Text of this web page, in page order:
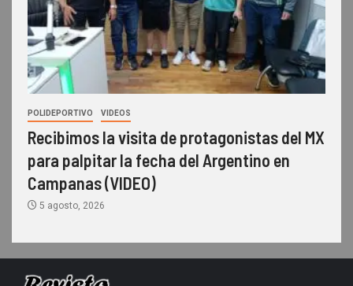
POLIDEPORTIVO VIDEOS
Recibimos la visita de protagonistas del MX
para palpitar la fecha del Argentino en
Campanas (VIDEO)
5 agosto, 2026